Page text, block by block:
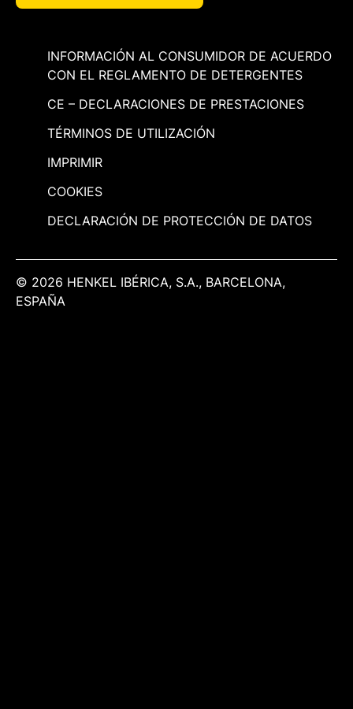
INFORMACIÓN AL CONSUMIDOR DE ACUERDO
CON EL REGLAMENTO DE DETERGENTES
CE – DECLARACIONES DE PRESTACIONES
TÉRMINOS DE UTILIZACIÓN
IMPRIMIR
COOKIES
DECLARACIÓN DE PROTECCIÓN DE DATOS
© 2026 HENKEL IBÉRICA, S.A., BARCELONA,
ESPAÑA